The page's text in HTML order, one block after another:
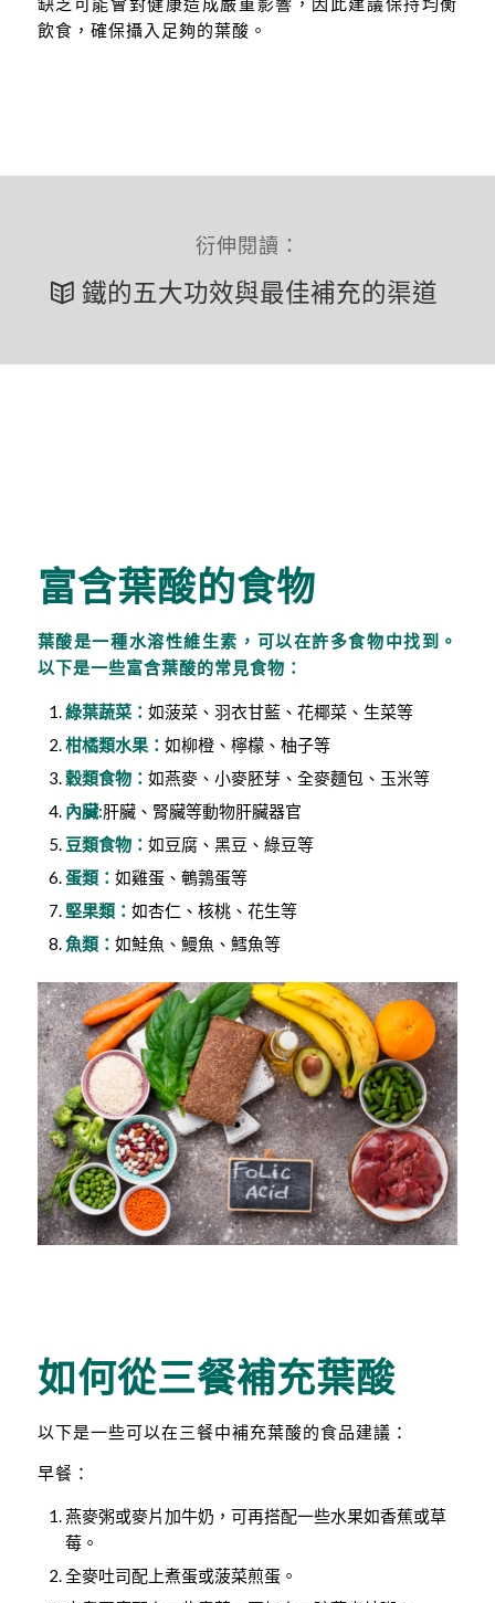
飲食，確保攝入足夠的葉酸。
衍伸閱讀：
鐵的五大功效與最佳補充的渠道
富含葉酸的食物
葉酸是一種水溶性維生素，可以在許多食物中找到。
以下是一些富含葉酸的常見食物：
綠葉蔬菜： 如菠菜、羽衣甘藍、花椰菜、生菜等
柑橘類水果： 如柳橙、檸檬、柚子等
穀類食物： 如燕麥、小麥胚芽、全麥麵包、玉米等
內臟:肝臟、腎臟等動物肝臟器官
豆類食物： 如豆腐、黑豆、綠豆等
蛋類： 如雞蛋、鵪鶉蛋等
堅果類： 如杏仁、核桃、花生等
魚類： 如鮭魚、鰻魚、鱈魚等
如何從三餐補充葉酸
以下是一些可以在三餐中補充葉酸的食品建議：
早餐：
燕麥粥或麥片加牛奶，可再搭配一些水果如香蕉或草
莓。
全麥吐司配上煮蛋或菠菜煎蛋。